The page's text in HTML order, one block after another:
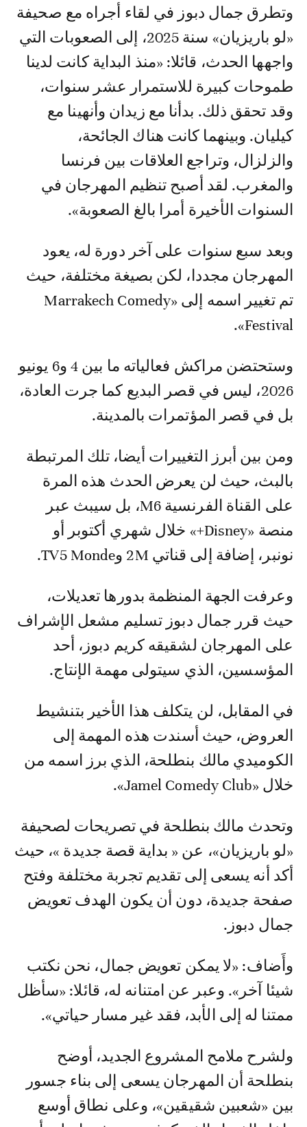
وتطرق جمال دبوز في لقاء أجراه مع صحيفة
«لو باريزيان» سنة 2025، إلى الصعوبات التي
واجهها الحدث، قائلا: «منذ البداية كانت لدينا
طموحات كبيرة للاستمرار عشر سنوات،
وقد تحقق ذلك. بدأنا مع زيدان وأنهينا مع
كيليان. وبينهما كانت هناك الجائحة،
والزلزال، وتراجع العلاقات بين فرنسا
والمغرب. لقد أصبح تنظيم المهرجان في
السنوات الأخيرة أمرا بالغ الصعوبة».
وبعد سبع سنوات على آخر دورة له، يعود
المهرجان مجددا، لكن بصيغة مختلفة، حيث
تم تغيير اسمه إلى «Marrakech Comedy
Festival».
وستحتضن مراكش فعالياته ما بين 4 و6 يونيو
2026، ليس في قصر البديع كما جرت العادة،
بل في قصر المؤتمرات بالمدينة.
ومن بين أبرز التغييرات أيضا، تلك المرتبطة
بالبث، حيث لن يعرض الحدث هذه المرة
على القناة الفرنسية M6، بل سيبث عبر
منصة «Disney+» خلال شهري أكتوبر أو
نونبر، إضافة إلى قناتي 2M وTV5 Monde.
وعرفت الجهة المنظمة بدورها تعديلات،
حيث قرر جمال دبوز تسليم مشعل الإشراف
على المهرجان لشقيقه كريم دبوز، أحد
المؤسسين، الذي سيتولى مهمة الإنتاج.
في المقابل، لن يتكلف هذا الأخير بتنشيط
العروض، حيث أسندت هذه المهمة إلى
الكوميدي مالك بنطلحة، الذي برز اسمه من
خلال «Jamel Comedy Club».
وتحدث مالك بنطلحة في تصريحات لصحيفة
«لو باريزيان»، عن « بداية قصة جديدة »، حيث
أكد أنه يسعى إلى تقديم تجربة مختلفة وفتح
صفحة جديدة، دون أن يكون الهدف تعويض
جمال دبوز.
وأَضاف: «لا يمكن تعويض جمال، نحن نكتب
شيئا آخر». وعبر عن امتنانه له، قائلا: «سأظل
ممتنا له إلى الأبد، فقد غير مسار حياتي».
ولشرح ملامح المشروع الجديد، أوضح
بنطلحة أن المهرجان يسعى إلى بناء جسور
بين «شعبين شقيقين»، وعلى نطاق أوسع